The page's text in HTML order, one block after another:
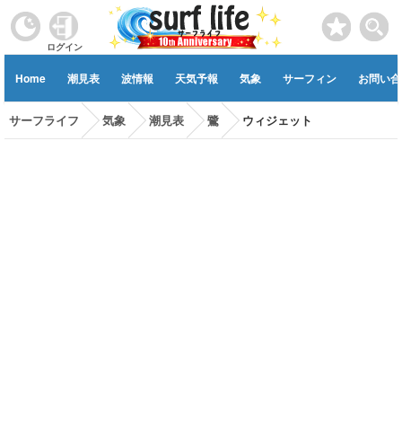
ログイン
Home 潮見表 波情報 天気予報 気象 サーフィン お問い
サーフライフ 気象 潮見表 鷺 ウィジェット